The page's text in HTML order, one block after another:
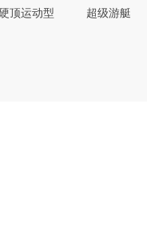
顶运动型 超级游艇